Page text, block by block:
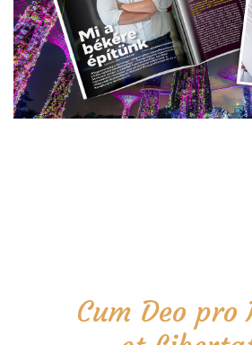
Cum Deo